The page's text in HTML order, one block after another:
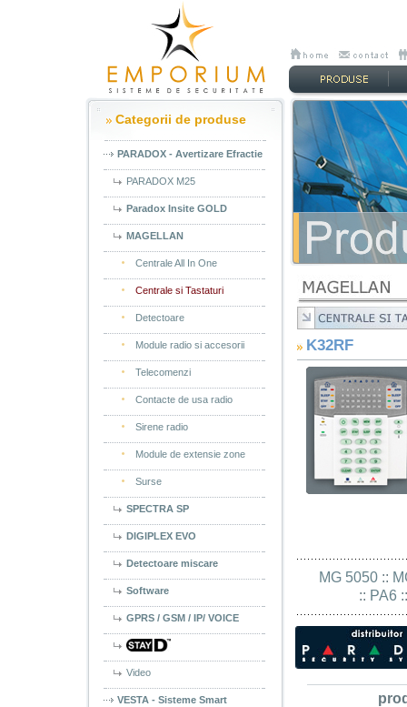
Categorii de produse
PARADOX - Avertizare Efractie
PARADOX M25
Paradox Insite GOLD
MAGELLAN
Centrale All In One
Centrale si Tastaturi
Detectoare
Module radio si accesorii
Telecomenzi
Contacte de usa radio
Sirene radio
Module de extensie zone
Surse
SPECTRA SP
DIGIPLEX EVO
Detectoare miscare
Software
GPRS / GSM / IP/ VOICE
Video
VESTA - Sisteme Smart
K32RF
MG 5050 ::
:: PA6